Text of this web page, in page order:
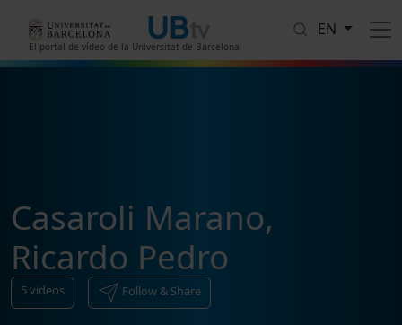
El portal de vídeo de la Universitat de Barcelona
EN
Casaroli Marano,
Ricardo Pedro
5videos Follow & Share